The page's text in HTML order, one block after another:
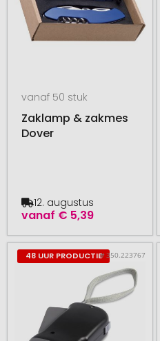
vanaf 50 stuk
Zaklamp & zakmes
Dover
vanaf € 5,39
12. augustus
48 UUR PRODUCTIE# 350.223767